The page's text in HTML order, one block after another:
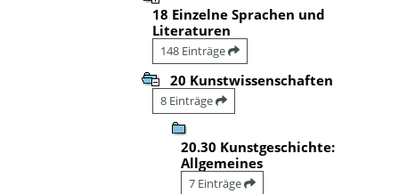
18 Einzelne Sprachen und
Literaturen
148 Einträge
20 Kunstwissenschaften
8 Einträge
20.30 Kunstgeschichte:
Allgemeines
7 Einträge